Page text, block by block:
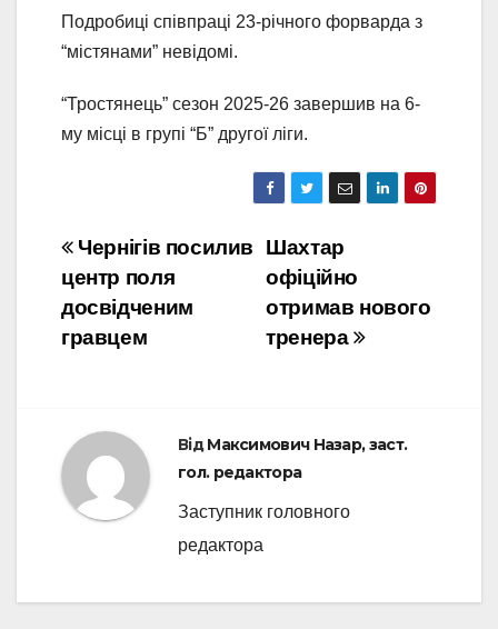
Подробиці співпраці 23-річного форварда з
“містянами” невідомі.
“Тростянець” сезон 2025-26 завершив на 6-
му місці в групі “Б” другої ліги.
Навігація
записів
Шахтар
офіційно
отримав нового
тренера
Чернігів посилив
центр поля
досвідченим
гравцем
ВідМаксимович Назар, заст.
гол. редактора
Заступник головного
редактора